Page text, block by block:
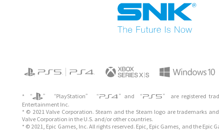
* “ ” “PlayStation” “ ”and “
” are registered
Entertainment Inc.
* © 2021 Valve Corporation. Steam and the Steam logo are trademarks
Valve Corporation in the U.S. and/or other countries.
* © 2021, Epic Games, Inc. All rights reserved. Epic, Epic Games, and the Epic